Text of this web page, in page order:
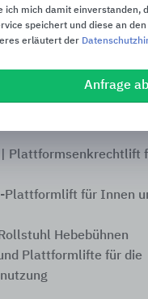
auch interessieren
Plattformsenkrechtlift
Plattformlift für Innen
Hebebühnen
Plattformlifte für die
ich mich damit einverstanden,
speichert und diese an
erläutert der
Anfrage